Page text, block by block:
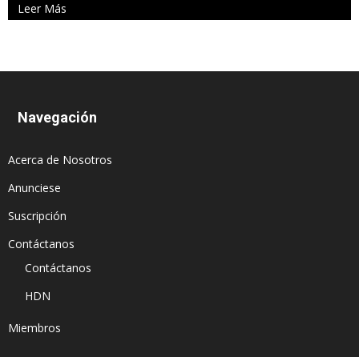
Leer Más
Navegación
Acerca de Nosotros
Anunciese
Suscripción
Contáctanos
Contáctanos
HDN
Miembros